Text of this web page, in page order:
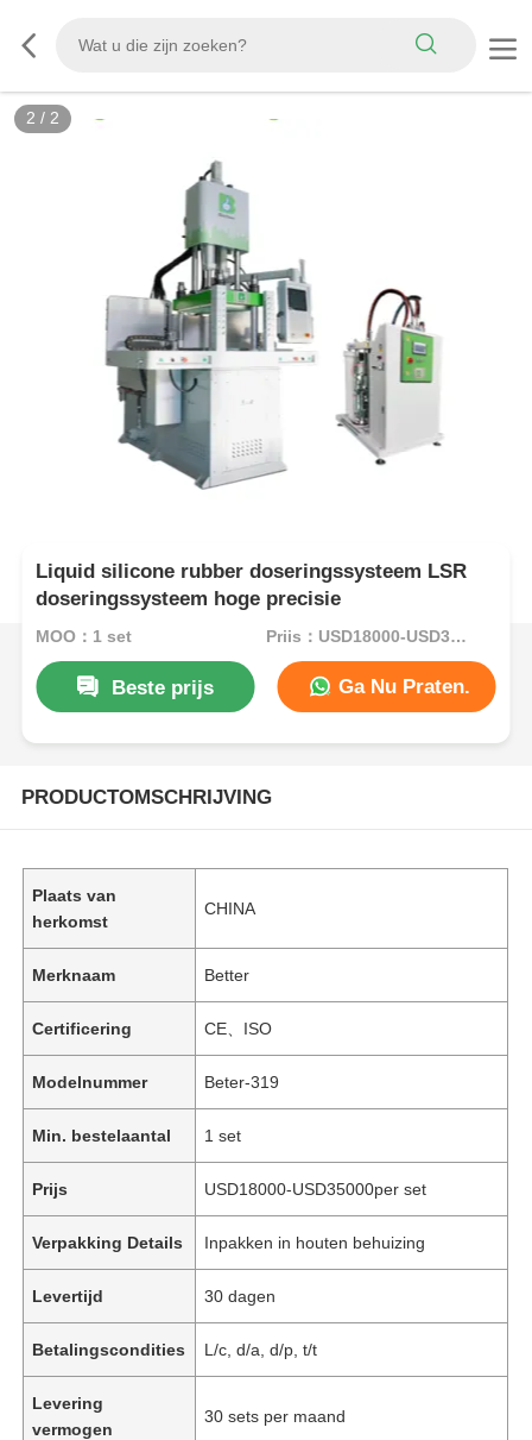
2 / 2
Liquid silicone rubber doseringssysteem LSR
doseringssysteem hoge precisie
MOQ：1 set Prijs：USD18000-USD35000per set
Beste prijs Ga Nu Praten.
PRODUCTOMSCHRIJVING
Plaats van
herkomst
CHINA
Merknaam Better
Certificering CE、ISO
Modelnummer Beter-319
Min. bestelaantal 1 set
Prijs USD18000-USD35000per set
Verpakking Details Inpakken in houten behuizing
Levertijd 30 dagen
Betalingscondities L/c, d/a, d/p, t/t
Levering
vermogen
30 sets per maand